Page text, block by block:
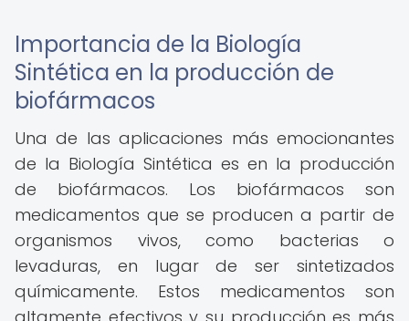
Importancia de la Biología
Sintética en la producción de
biofármacos
Una de las aplicaciones más emocionantes
de la Biología Sintética es en la producción
de biofármacos. Los biofármacos son
medicamentos que se producen a partir de
organismos vivos, como bacterias o
levaduras, en lugar de ser sintetizados
químicamente. Estos medicamentos son